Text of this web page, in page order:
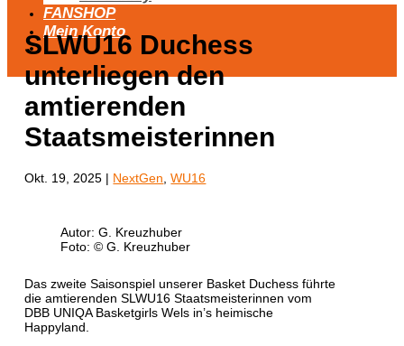
FANSHOP
Mein Konto
SLWU16 Duchess
unterliegen den
amtierenden
Staatsmeisterinnen
Okt. 19, 2025 | NextGen ,WU16
Autor: G. Kreuzhuber
Foto: © G. Kreuzhuber
Das zweite Saisonspiel unserer Basket Duchess führte
die amtierenden SLWU16 Staatsmeisterinnen vom
DBB UNIQA Basketgirls Wels in’s heimische
Happyland.